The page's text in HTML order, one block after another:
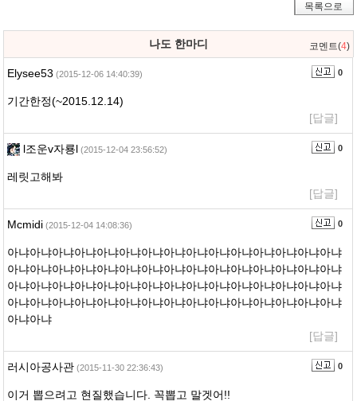
목록으로
나도 한마디 코멘트(4)
Elysee53 (2015-12-06 14:40:39) 0
기간한정(~2015.12.14)
[답글]
l조운v자룡l (2015-12-04 23:56:52) 0
레릿고해봐
[답글]
Mcmidi (2015-12-04 14:08:36) 0
아냐아냐아냐아냐아냐아냐아냐아냐아냐아냐아냐아냐아냐아냐아냐
아냐아냐아냐아냐아냐아냐아냐아냐아냐아냐아냐아냐아냐아냐아냐
아냐아냐아냐아냐아냐아냐아냐아냐아냐아냐아냐아냐아냐아냐아냐
아냐아냐아냐아냐아냐아냐아냐아냐아냐아냐아냐아냐아냐아냐아냐
아냐아냐
[답글]
러시아공사관 (2015-11-30 22:36:43) 0
이거 뽑으려고 현질했습니다. 꼭뽑고 말겟어!!